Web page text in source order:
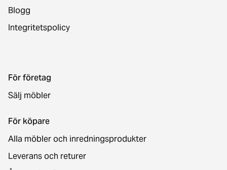
Blogg
Integritetspolicy
För företag
Sälj möbler
För köpare
Alla möbler och inredningsprodukter
Leverans och returer